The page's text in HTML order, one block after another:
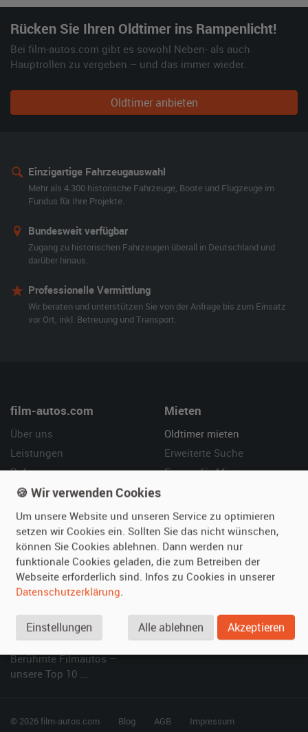
Rücken Sie Ihren Oldtimer ins Rampenlicht!
Bei film-autos.com gibt es sowohl Neben- als auch
Hauptrollen zu vergeben – und das immer wieder.
Oldtimer anbieten
Einzigartige Fahrzeugauswahl
Mehr als 4.300 historische Fahrzeuge, Boote und Flugzeuge im
Fundus für Ihre Projekte.
Bundesweit verfügbar
Zugang zu historischen Fahrzeugen überall in Deutschland und
darüber hinaus.
Professionelle Vermittlung
Wir beraten und unterstützen Sie von der Anfrage bis zum Einsatz
vor Ort, inkl. Betreuung und Transport.
film-autos.com
Über uns
Leistungen
Referenzen
Kundenmeinungen
Mieten
Oldtimer mieten
Erweiterte Suche
Fragen für Mieter
Vermieten
Oldtimer anmelden
Fotos senden
Fragen für Vermieter
Hilfe
Häufige Fragen (FAQ)
So funktioniert's
SPECIAL
Berühmte Filmautos –
unsere Top 10 ...
© 2026 film-autos.com Blog AGB Impressum
🍪 Wir verwenden Cookies
Um unsere Website und unseren Service zu optimieren
setzen wir Cookies ein. Sollten Sie das nicht wünschen,
können Sie Cookies ablehnen. Dann werden nur
funktionale Cookies geladen, die zum Betreiben der
Webseite erforderlich sind. Infos zu Cookies in unserer
Datenschutzerklärung.
Einstellungen Alle ablehnen Akzeptieren